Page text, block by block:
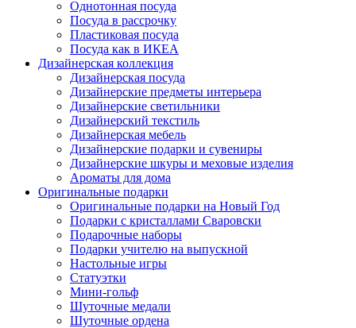
Однотонная посуда
Посуда в рассрочку
Пластиковая посуда
Посуда как в ИКЕА
Дизайнерская коллекция
Дизайнерская посуда
Дизайнерские предметы интерьера
Дизайнерские светильники
Дизайнерский текстиль
Дизайнерская мебель
Дизайнерские подарки и сувениры
Дизайнерские шкуры и меховые изделия
Ароматы для дома
Оригинальные подарки
Оригинальные подарки на Новый Год
Подарки с кристаллами Сваровски
Подарочные наборы
Подарки учителю на выпускной
Настольные игры
Статуэтки
Мини-гольф
Шуточные медали
Шуточные ордена